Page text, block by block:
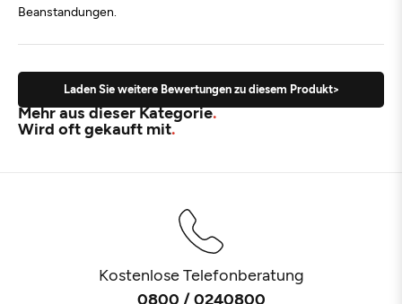
Beanstandungen.
Laden Sie weitere Bewertungen zu diesem Produkt>
Mehr aus dieser Kategorie
Wird oft gekauft mit
Kostenlose Telefonberatung
0800 / 0240800